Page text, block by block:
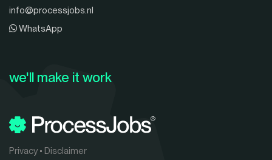
info@processjobs.nl
WhatsApp
Privacy• Disclaimer
we'll make it work